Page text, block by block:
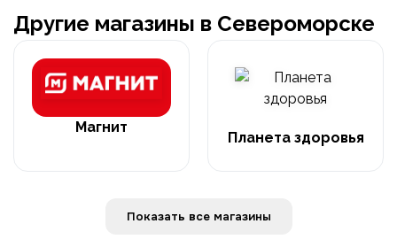
Другие магазины в Североморске
Магнит
Планета здоровья
Показать все магазины